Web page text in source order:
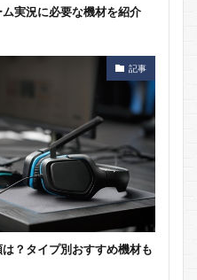
ム実況に必要な機材を紹介
記事
？タイプ別おすすめ機材も